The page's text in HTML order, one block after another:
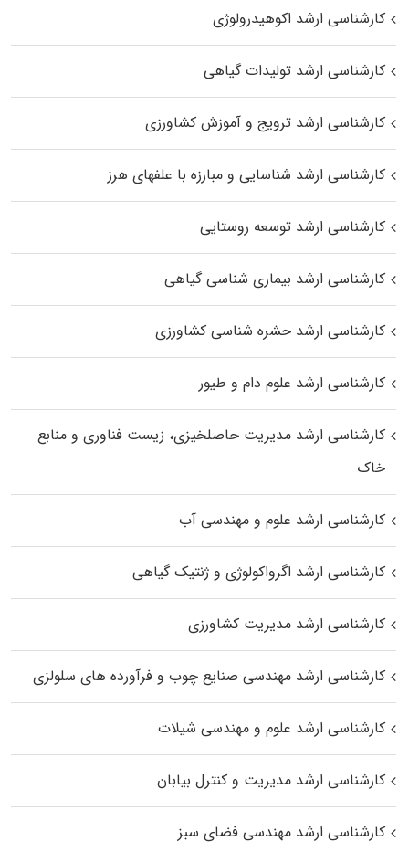
کارشناسی ارشد اکوهیدرولوژی
کارشناسی ارشد تولیدات گیاهی
کارشناسی ارشد ترویج و آموزش کشاورزی
کارشناسی ارشد شناسایی و مبارزه با علفهای هرز
کارشناسی ارشد توسعه روستایی
کارشناسی ارشد بیماری‌ شناسی گیاهی
کارشناسی ارشد حشره‌ شناسی کشاورزی
کارشناسی ارشد علوم دام و طیور
کارشناسی ارشد مدیریت حاصلخیزی، زیست فناوری و منابع
خاک
کارشناسی ارشد علوم و مهندسی آب
کارشناسی ارشد اگرواکولوژی و ژنتیک گیاهی
کارشناسی ارشد مدیریت کشاورزی
کارشناسی ارشد مهندسی صنایع چوب و فرآورده‌ های سلولزی
کارشناسی ارشد علوم و مهندسی شیلات
کارشناسی ارشد مدیریت و کنترل بیابان
کارشناسی ارشد مهندسی فضای سبز